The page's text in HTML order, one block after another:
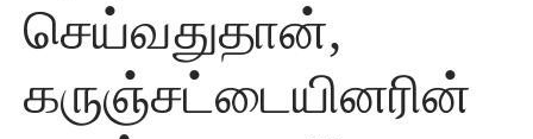
செய்வதுதான்,
கருஞ்சட்டையினரின்